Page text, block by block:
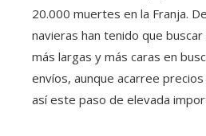
20.000 muertes en la Franja.
navieras han tenido que
más largas y más caras en
envíos, aunque acarree
así este paso de elevada